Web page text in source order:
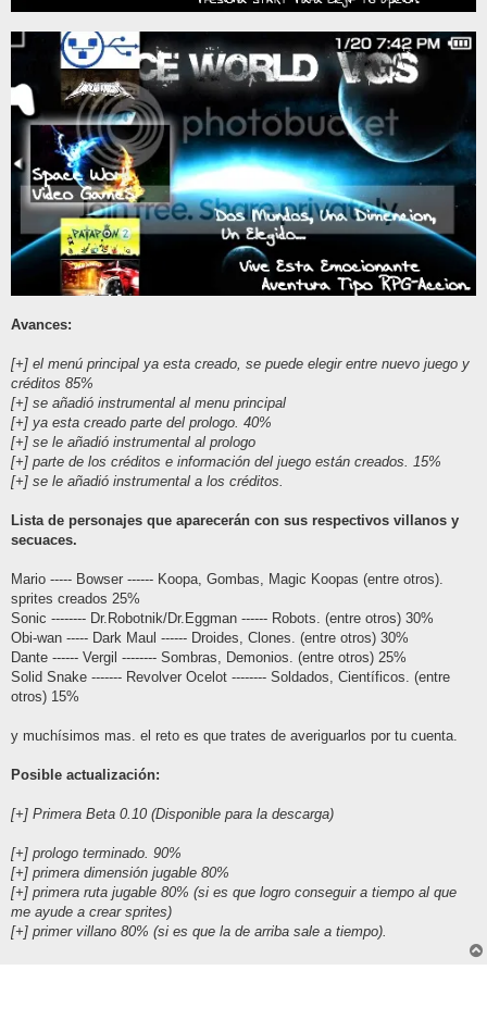
Avances:
[+] el menú principal ya esta creado, se puede elegir entre nuevo juego y
créditos 85%
[+] se añadió instrumental al menu principal
[+] ya esta creado parte del prologo. 40%
[+] se le añadió instrumental al prologo
[+] parte de los créditos e información del juego están creados. 15%
[+] se le añadió instrumental a los créditos.
Lista de personajes que aparecerán con sus respectivos villanos y
secuaces.
Mario ----- Bowser ------ Koopa, Gombas, Magic Koopas (entre otros).
sprites creados 25%
Sonic -------- Dr.Robotnik/Dr.Eggman ------ Robots. (entre otros) 30%
Obi-wan ----- Dark Maul ------ Droides, Clones. (entre otros) 30%
Dante ------ Vergil -------- Sombras, Demonios. (entre otros) 25%
Solid Snake ------- Revolver Ocelot -------- Soldados, Científicos. (entre
otros) 15%
y muchísimos mas. el reto es que trates de averiguarlos por tu cuenta.
Posible actualización:
[+] Primera Beta 0.10 (Disponible para la descarga)
[+] prologo terminado. 90%
[+] primera dimensión jugable 80%
[+] primera ruta jugable 80% (si es que logro conseguir a tiempo al que
me ayude a crear sprites)
[+] primer villano 80% (si es que la de arriba sale a tiempo).